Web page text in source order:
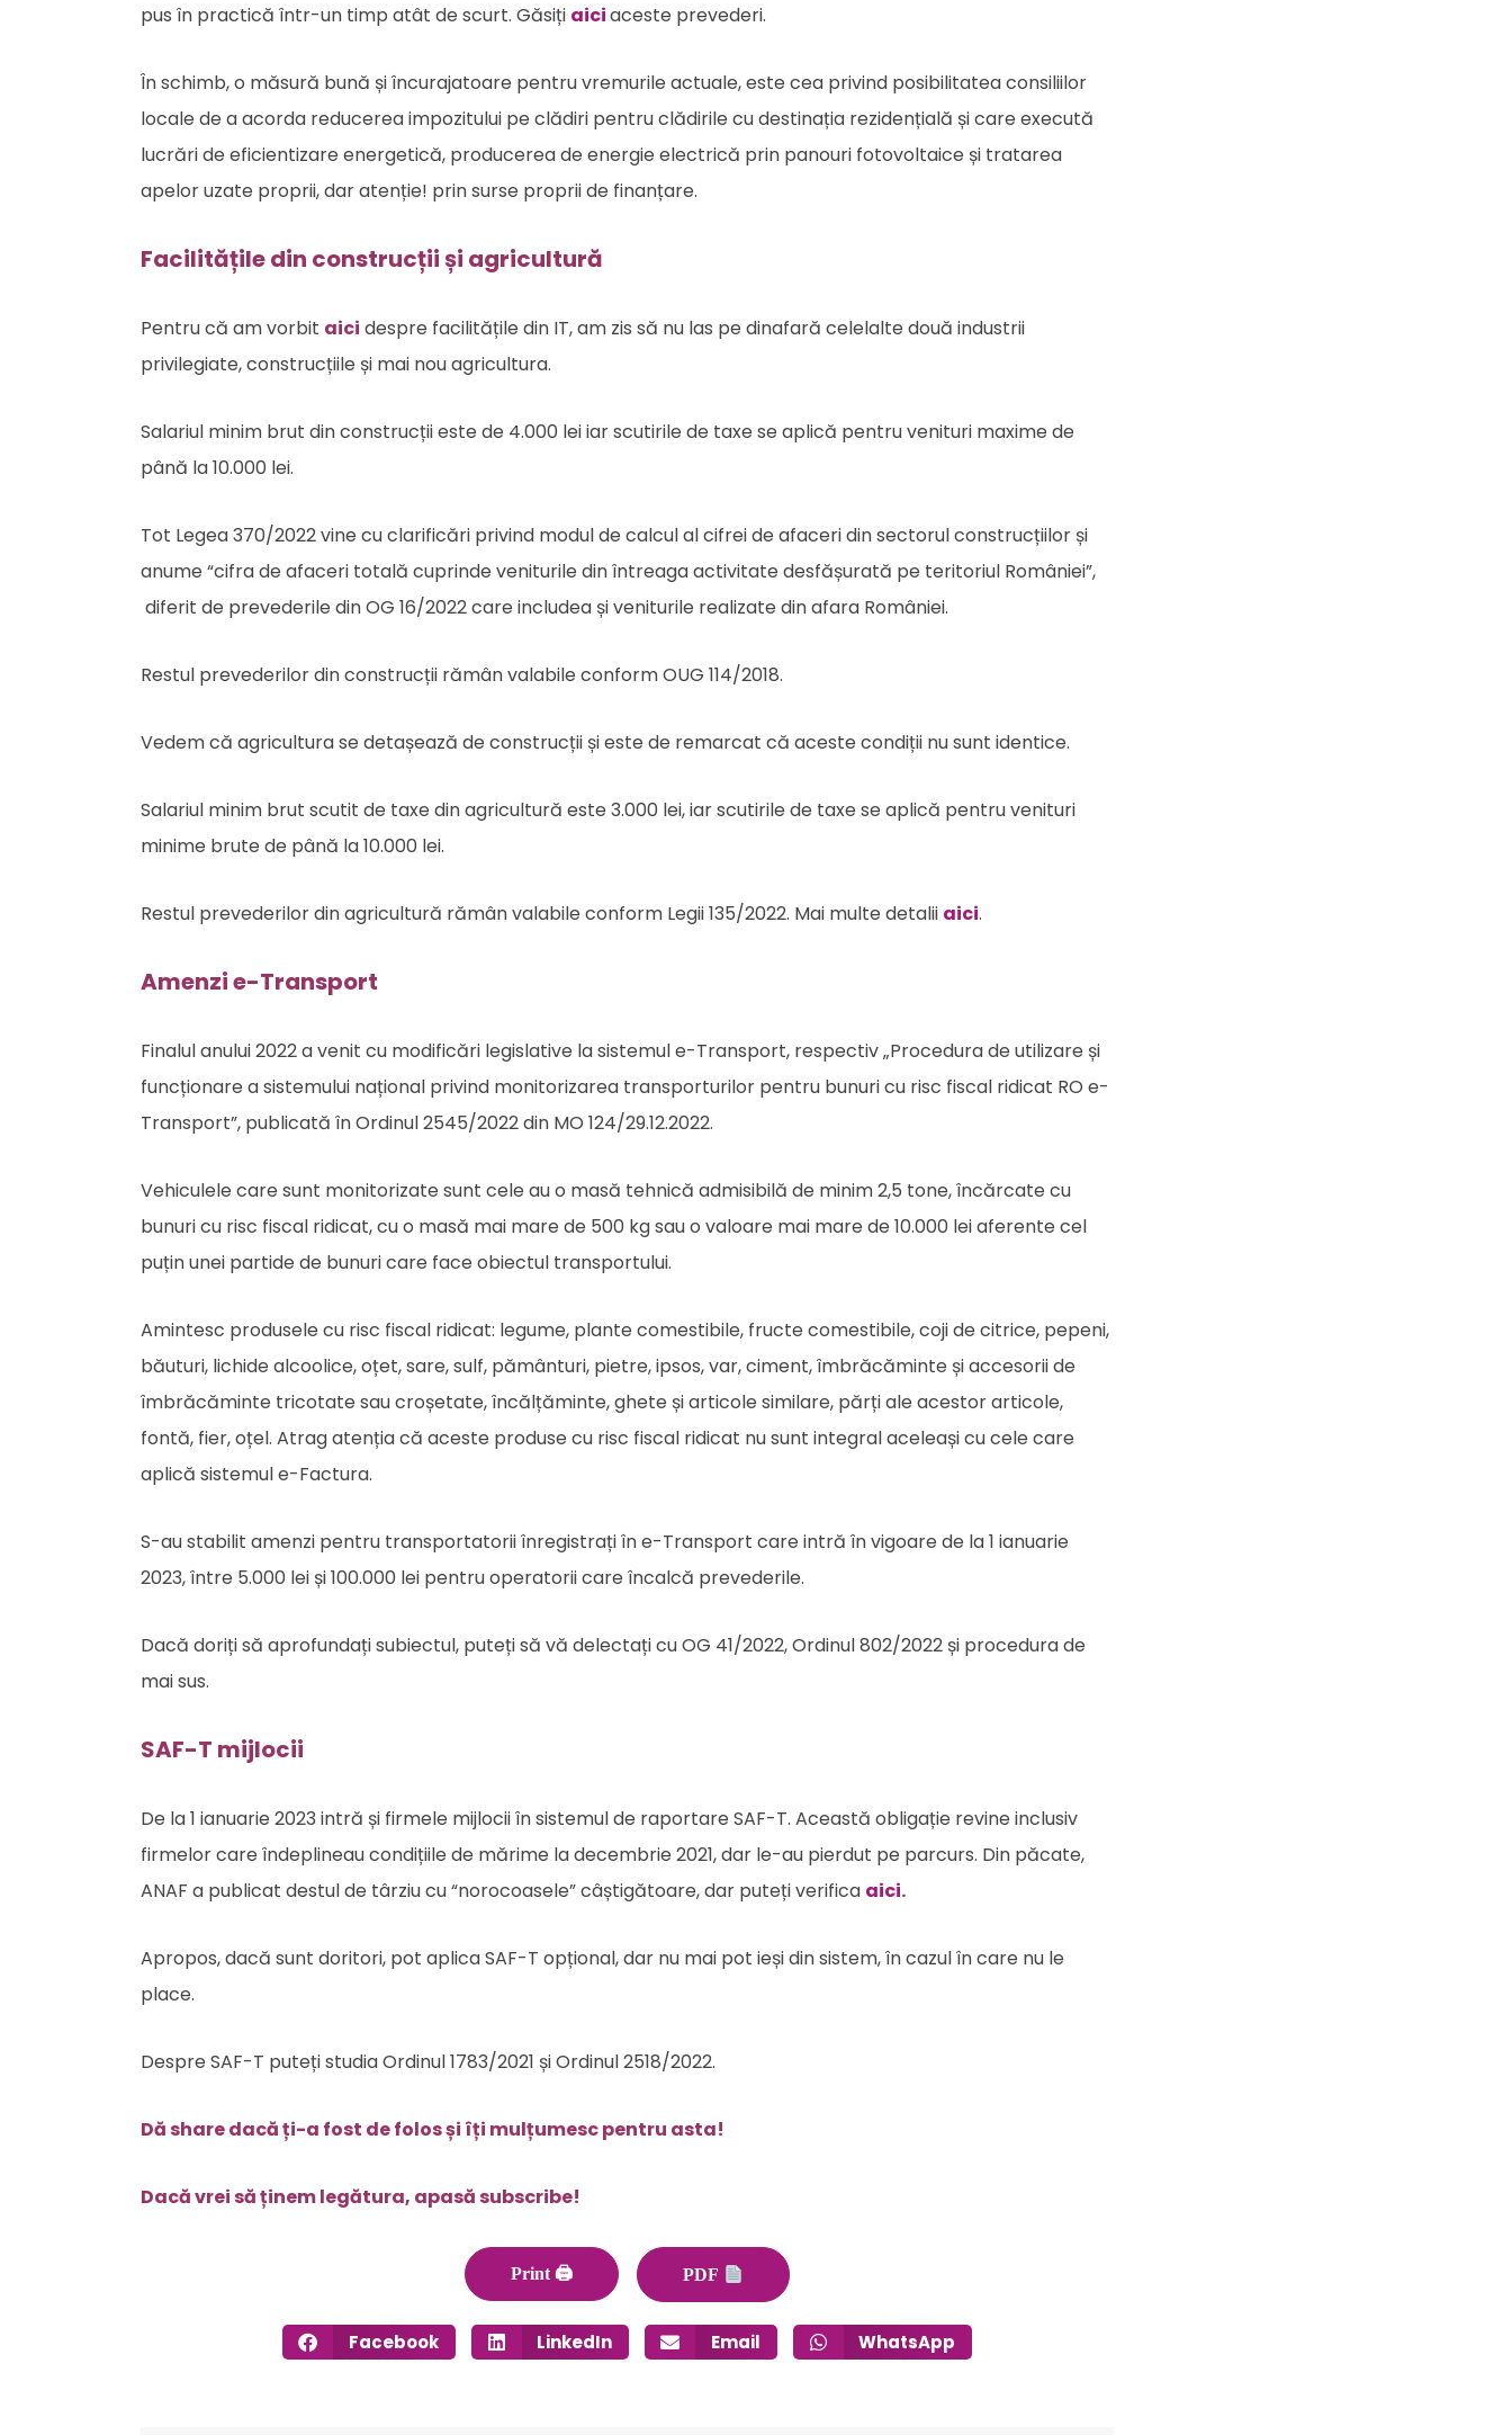
pus în practică într-un timp atât de scurt. Găsiți aiciaceste prevederi.
În schimb, o măsură bună și încurajatoare pentru vremurile actuale, este cea privind posibilitatea consiliilor
locale de a acorda reducerea impozitului pe clădiri pentru clădirile cu destinația rezidențială și care execută
lucrări de eficientizare energetică, producerea de energie electrică prin panouri fotovoltaice și tratarea
apelor uzate proprii, dar atenție! prin surse proprii de finanțare.
Facilitățile din construcții și agricultură
Pentru că am vorbit aici despre facilitățile din IT, am zis să nu las pe dinafară celelalte două industrii
privilegiate, construcțiile și mai nou agricultura.
Salariul minim brut din construcții este de 4.000 lei iar scutirile de taxe se aplică pentru venituri maxime de
până la 10.000 lei.
Tot Legea 370/2022 vine cu clarificări privind modul de calcul al cifrei de afaceri din sectorul construcțiilor și
anume “cifra de afaceri totală cuprinde veniturile din întreaga activitate desfășurată pe teritoriul României”,
diferit de prevederile din OG 16/2022 care includea și veniturile realizate din afara României.
Restul prevederilor din construcții rămân valabile conform OUG 114/2018.
Vedem că agricultura se detașează de construcții și este de remarcat că aceste condiții nu sunt identice.
Salariul minim brut scutit de taxe din agricultură este 3.000 lei, iar scutirile de taxe se aplică pentru venituri
minime brute de până la 10.000 lei.
Restul prevederilor din agricultură rămân valabile conform Legii 135/2022. Mai multe detalii aici.
Amenzi e-Transport
Finalul anului 2022 a venit cu modificări legislative la sistemul e-Transport, respectiv „Procedura de utilizare și
funcționare a sistemului național privind monitorizarea transporturilor pentru bunuri cu risc fiscal ridicat RO e-
Transport”, publicată în Ordinul 2545/2022 din MO 124/29.12.2022.
Vehiculele care sunt monitorizate sunt cele au o masă tehnică admisibilă de minim 2,5 tone, încărcate cu
bunuri cu risc fiscal ridicat, cu o masă mai mare de 500 kg sau o valoare mai mare de 10.000 lei aferente cel
puțin unei partide de bunuri care face obiectul transportului.
Amintesc produsele cu risc fiscal ridicat: legume, plante comestibile, fructe comestibile, coji de citrice, pepeni,
băuturi, lichide alcoolice, oțet, sare, sulf, pământuri, pietre, ipsos, var, ciment, îmbrăcăminte și accesorii de
îmbrăcăminte tricotate sau croșetate, încălțăminte, ghete și articole similare, părți ale acestor articole,
fontă, fier, oțel. Atrag atenția că aceste produse cu risc fiscal ridicat nu sunt integral aceleași cu cele care
aplică sistemul e-Factura.
S-au stabilit amenzi pentru transportatorii înregistrați în e-Transport care intră în vigoare de la 1 ianuarie
2023, între 5.000 lei și 100.000 lei pentru operatorii care încalcă prevederile.
Dacă doriți să aprofundați subiectul, puteți să vă delectați cu OG 41/2022, Ordinul 802/2022 și procedura de
mai sus.
SAF-T mijlocii
De la 1 ianuarie 2023 intră și firmele mijlocii în sistemul de raportare SAF-T. Această obligație revine inclusiv
firmelor care îndeplineau condițiile de mărime la decembrie 2021, dar le-au pierdut pe parcurs. Din păcate,
ANAF a publicat destul de târziu cu “norocoasele” câștigătoare, dar puteți verifica aici.
Apropos, dacă sunt doritori, pot aplica SAF-T opțional, dar nu mai pot ieși din sistem, în cazul în care nu le
place.
Despre SAF-T puteți studia Ordinul 1783/2021 și Ordinul 2518/2022.
Dă share dacă ți-a fost de folos și îți mulțumesc pentru asta!
Dacă vrei să ținem legătura, apasă subscribe!
Print 🖨 PDF
Facebook LinkedIn Email WhatsApp